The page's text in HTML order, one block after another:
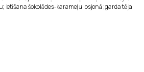
ietīšana šokolādes-karameļu losjonā; garda tēja